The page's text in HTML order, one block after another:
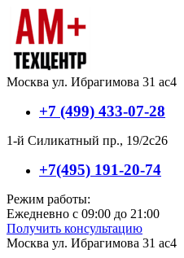
Москва ул. Ибрагимова 31 ас4
+7 (499) 433-07-28
1-й Силикатный пр., 19/2с26
+7(495) 191-20-74
Режим работы:
Ежедневно с 09:00 до 21:00
Получить консультацию
Москва ул. Ибрагимова 31 ас4